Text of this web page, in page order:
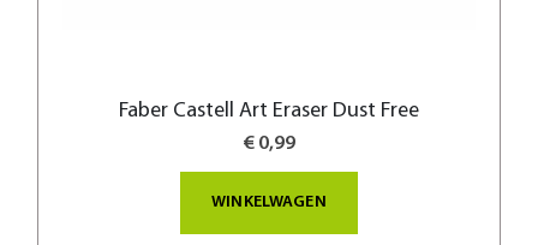
Faber Castell Art Eraser Dust Free
€ 0,99
WINKELWAGEN